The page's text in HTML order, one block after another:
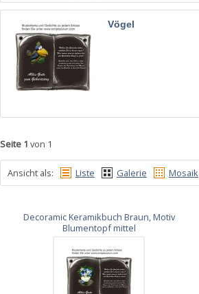
Vögel
Seite 1 von 1
Ansicht als: Liste Galerie Mosaik
Decoramic Keramikbuch Braun, Motiv
Blumentopf mittel